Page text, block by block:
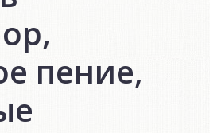
пение,